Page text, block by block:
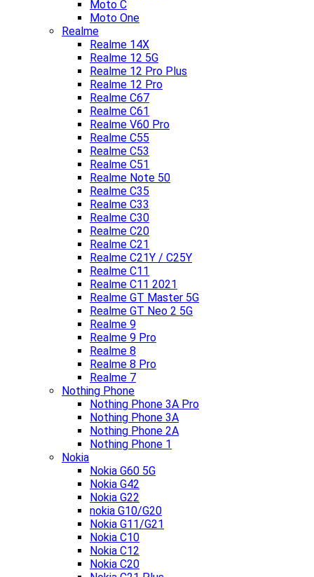
Moto C
Moto One
Realme
Realme 14X
Realme 12 5G
Realme 12 Pro Plus
Realme 12 Pro
Realme C67
Realme C61
Realme V60 Pro
Realme C55
Realme C53
Realme C51
Realme Note 50
Realme C35
Realme C33
Realme C30
Realme C20
Realme C21
Realme C21Y / C25Y
Realme C11
Realme C11 2021
Realme GT Master 5G
Realme GT Neo 2 5G
Realme 9
Realme 9 Pro
Realme 8
Realme 8 Pro
Realme 7
Nothing Phone
Nothing Phone 3A Pro
Nothing Phone 3A
Nothing Phone 2A
Nothing Phone 1
Nokia
Nokia G60 5G
Nokia G42
Nokia G22
nokia G10/G20
Nokia G11/G21
Nokia C10
Nokia C12
Nokia C20